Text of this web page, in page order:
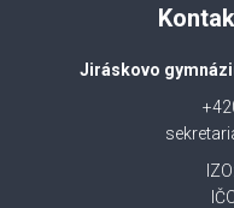
Jiráskovo